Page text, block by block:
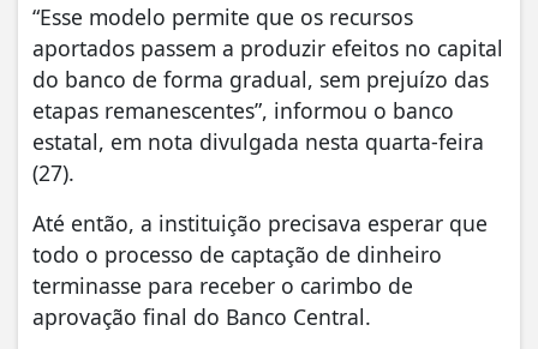
“Esse modelo permite que os recursos
aportados passem a produzir efeitos no capital
do banco de forma gradual, sem prejuízo das
etapas remanescentes”, informou o banco
estatal, em nota divulgada nesta quarta-feira
(27).
Até então, a instituição precisava esperar que
todo o processo de captação de dinheiro
terminasse para receber o carimbo de
aprovação final do Banco Central.